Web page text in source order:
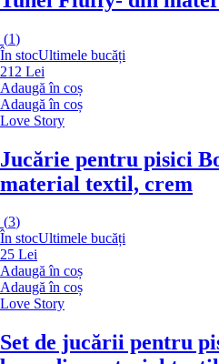
(1)
În stocUltimele bucăți
212 Lei
Adaugă în coș
Adaugă în coș
Love Story
Jucărie pentru pisici
material textil, crem
(3)
În stocUltimele bucăți
25 Lei
Adaugă în coș
Adaugă în coș
Love Story
Set de jucării pentru